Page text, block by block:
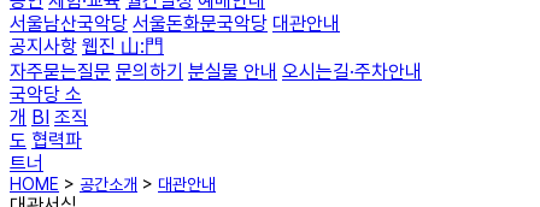
서울남산국악당 서울돈화문국악당 대관안내
공지사항 웹진 山:門
자주묻는질문 문의하기 분실물 안내 오시는길·주차안내
국악당 소
개 BI 조직
도 협력파
트너
HOME > 공간소개 > 대관안내